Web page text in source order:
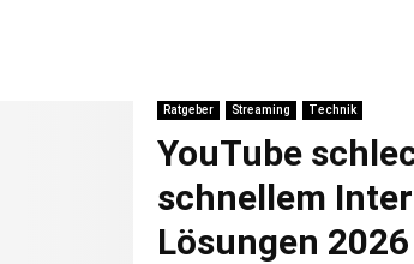
Ratgeber Streaming Technik
YouTube
schnellem
Lösungen 2026